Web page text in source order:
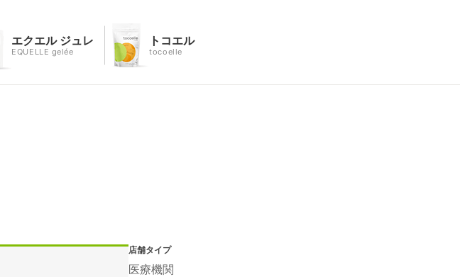
エクエル ジュレ
EQUELLE gelée
トコエル
tocoelle
店舗タイプ
医療機関